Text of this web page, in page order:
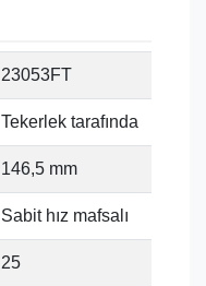
23053FT
Tekerlek tarafında
146,5 mm
Sabit hız mafsalı
25